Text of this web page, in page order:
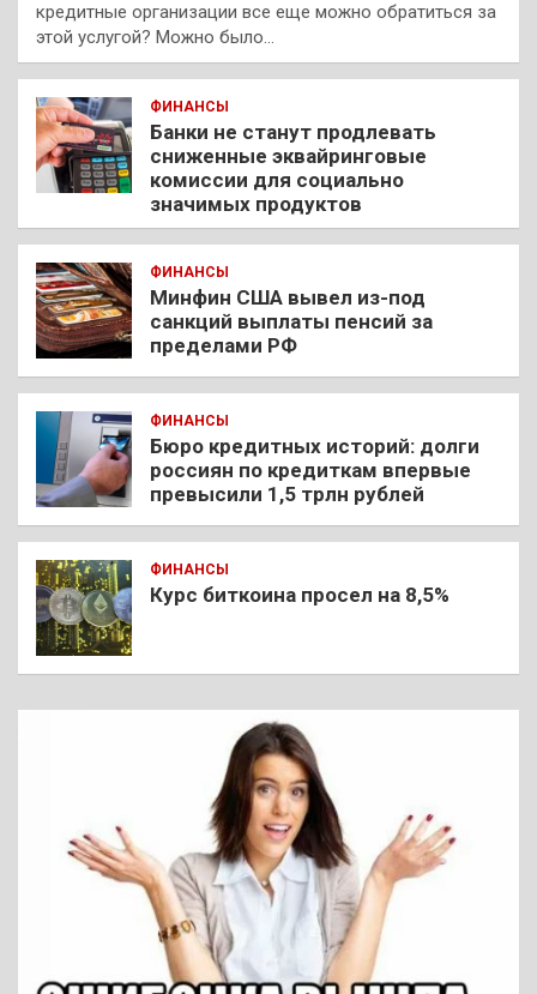
кредитные организации все еще можно обратиться за
этой услугой? Можно было…
ФИНАНСЫ
Банки не станут продлевать
сниженные эквайринговые
комиссии для социально
значимых продуктов
ФИНАНСЫ
Минфин США вывел из-под
санкций выплаты пенсий за
пределами РФ
ФИНАНСЫ
Бюро кредитных историй: долги
россиян по кредиткам впервые
превысили 1,5 трлн рублей
ФИНАНСЫ
Курс биткоина просел на 8,5%